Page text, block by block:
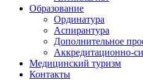
Образование
Ординатура
Аспирантура
Дополнительное
Аккредитационно-
Медицинский туризм
Контакты